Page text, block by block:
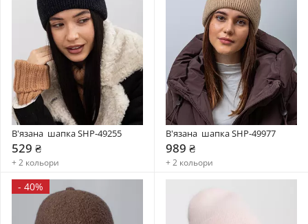
В'язана  шапка SHP-49255
529 ₴
+ 2 кольори
В'язана  шапка SHP-49977
989 ₴
+ 2 кольори
- 40%